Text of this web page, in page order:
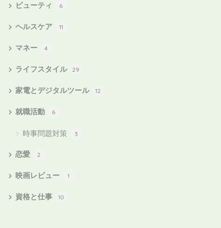
ビューティ 6
ヘルスケア 11
マネー 4
ライフスタイル 29
家電とデジタルツール 12
就職活動 6
時事問題対策 3
恋愛 2
映画レビュー 1
資格と仕事 10